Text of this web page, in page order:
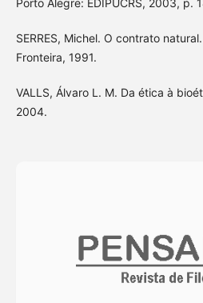
Porto Alegre: EDIPUCRS, 2003, p.
SERRES, Michel. O contrato
Fronteira, 1991.
VALLS, Álvaro L. M. Da ética à
2004.